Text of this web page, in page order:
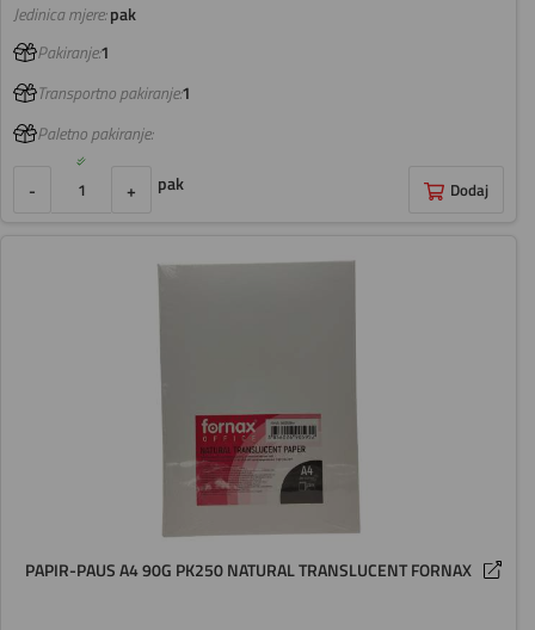
Jedinica mjere:pak
Pakiranje:1
Transportno pakiranje:1
Paletno pakiranje:
- + pak Dodaj
PAPIR-PAUS A4 90G PK250 NATURAL TRANSLUCENT FORNAX